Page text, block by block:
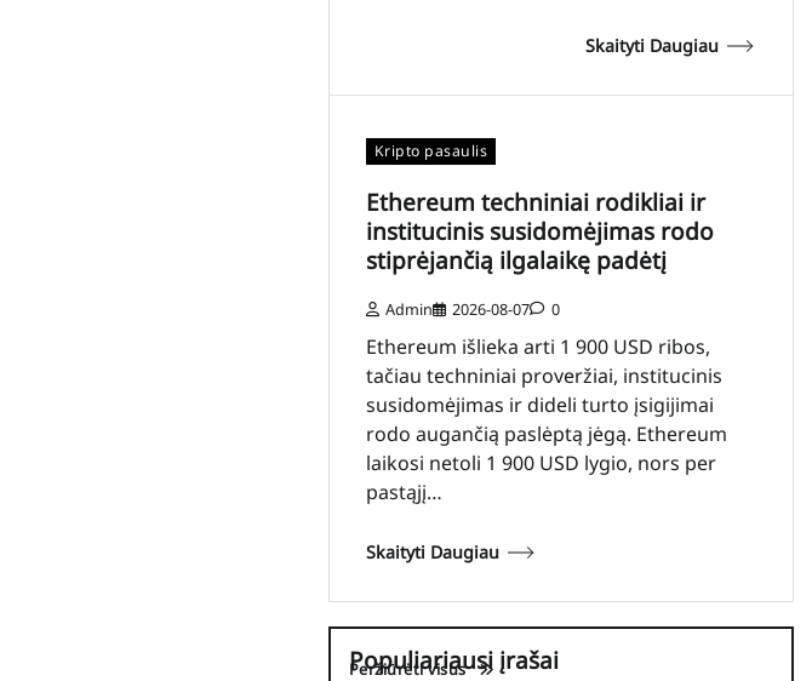
Skaityti Daugiau
Kripto pasaulis
Ethereum techniniai rodikliai ir
institucinis susidomėjimas rodo
stiprėjančią ilgalaikę padėtį
Admin 2026-08-07 0
Ethereum išlieka arti 1 900 USD ribos,
tačiau techniniai proveržiai, institucinis
susidomėjimas ir dideli turto įsigijimai
rodo augančią paslėptą jėgą. Ethereum
laikosi netoli 1 900 USD lygio, nors per
pastąjį…
Skaityti Daugiau
Populiariausi įrašai
Peržiūrėti visus